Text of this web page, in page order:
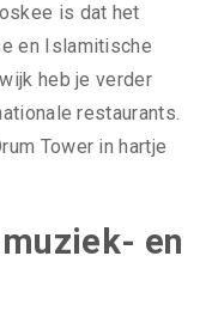
is dat het
en Islamitische
heb je verder
restaurants.
Tower in hartje
en